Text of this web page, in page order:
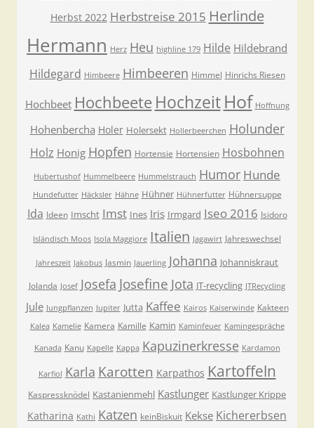
Herbst 2022 Herbstreise 2015 Herlinde
Hermann Herz Heu highline 179 Hilde Hildebrand
Hildegard Himbeere Himbeeren Himmel Hinrichs Riesen
Hochbeet Hochbeete Hochzeit Hof Hoffnung
Hohenbercha Holer Holersekt Hollerbeerchen Holunder
Holz Honig Hopfen Hortensie Hortensien Hosbohnen
Hubertushof Hummelbeere Hummelstrauch Humor Hunde
Hundefutter Häcksler Hähne Hühner Hühnerfutter Hühnersuppe
Ida Ideen Imscht Imst Ines Iris Irmgard Iseo 2016 Isidoro
Isländisch Moos Isola Maggiore Italien Jagawirt Jahreswechsel
Jahreszeit Jakobus Jasmin Jauerling Johanna Johanniskraut
Jolanda Josef Josefa Josefine Jota JT-recycling JTRecycling
Jule Jungpflanzen Jupiter Jutta Kaffee Kairos Kaiserwinde Kakteen
Kalea Kamelie Kamera Kamille Kamin Kaminfeuer Kamingespräche
Kanada Kanu Kapelle Kappa Kapuzinerkresse Kardamon
Karfiol Karla Karotten Karpathos Kartoffeln
Kaspressknödel Kastanienmehl Kastlunger Kastlunger Krippe
Katharina Kathi Katzen keinBiskuit Kekse Kichererbsen